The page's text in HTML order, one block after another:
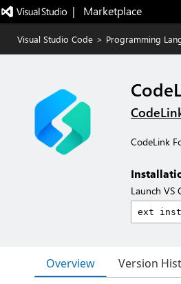
|   Marketplace
Visual Studio Code > Programming
CodeLink
Launch VS
Overview Version